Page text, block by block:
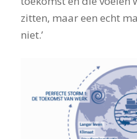
zitten, maar een echt
niet.’